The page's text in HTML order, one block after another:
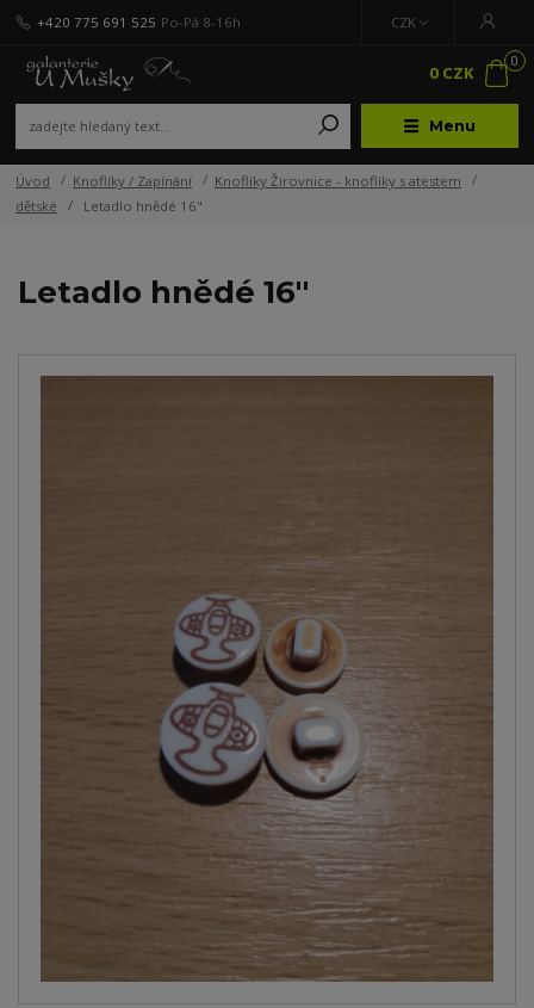
Menu
CZK
+420 775 691 525 Po-Pá 8-16h
0
0 CZK
Úvod Knoflíky / Zapínání
Knoflíky Žirovnice - knoflíky s atestem
dětské
Letadlo hnědé 16"
Letadlo hnědé 16"